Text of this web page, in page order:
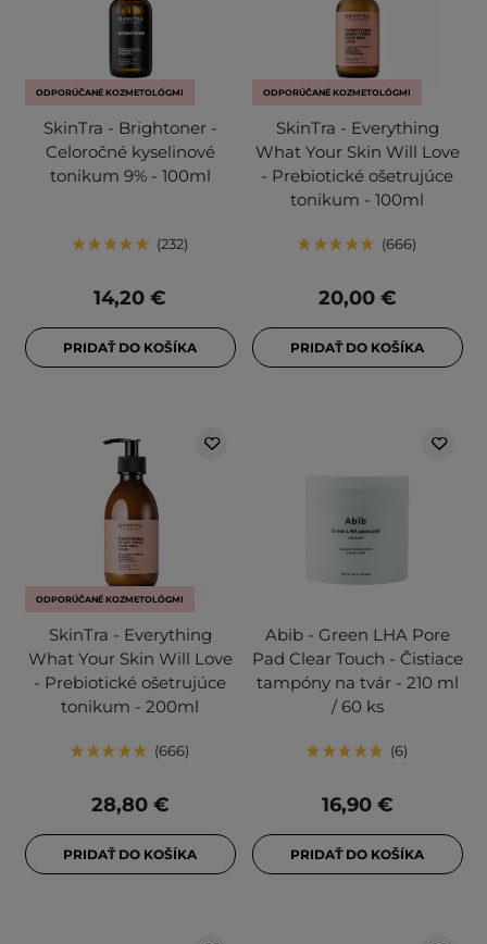
ODPORÚČANÉ KOZMETOLÓGMI
SkinTra - Brightoner -
Celoročné kyselinové
tonikum 9% - 100ml
232
14,20 €
PRIDAŤ DO KOŠÍKA
ODPORÚČANÉ KOZMETOLÓGMI
SkinTra - Everything
What Your Skin Will Love
- Prebiotické ošetrujúce
tonikum - 100ml
666
20,00 €
PRIDAŤ DO KOŠÍKA
ODPORÚČANÉ KOZMETOLÓGMI
SkinTra - Everything
What Your Skin Will Love
- Prebiotické ošetrujúce
tonikum - 200ml
666
28,80 €
PRIDAŤ DO KOŠÍKA
Abib - Green LHA Pore
Pad Clear Touch - Čistiace
tampóny na tvár - 210 ml
/ 60 ks
6
16,90 €
PRIDAŤ DO KOŠÍKA